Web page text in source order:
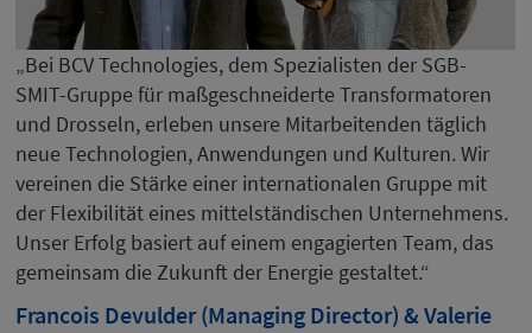
„Bei BCV Technologies, dem Spezialisten der SGB-
SMIT-Gruppe für maßgeschneiderte Transformatoren
und Drosseln, erleben unsere Mitarbeitenden täglich
neue Technologien, Anwendungen und Kulturen. Wir
vereinen die Stärke einer internationalen Gruppe mit
der Flexibilität eines mittelständischen Unternehmens.
Unser Erfolg basiert auf einem engagierten Team, das
gemeinsam die Zukunft der Energie gestaltet.“
Francois Devulder (Managing Director) & Valerie